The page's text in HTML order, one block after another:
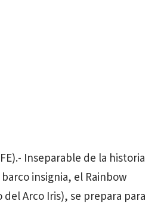
Inseparable de la historia
insignia, el Rainbow
Arco Iris), se prepara para